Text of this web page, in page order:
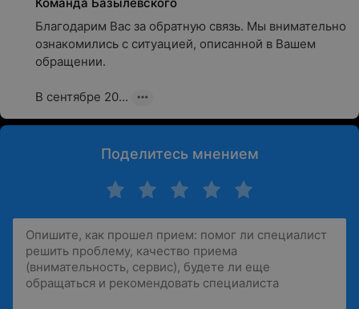
Благодарим Вас за обратную связь. Мы внимательно
ознакомились с ситуацией, описанной в Вашем
обращении.
В сентябре 20...
Поделитесь мнением